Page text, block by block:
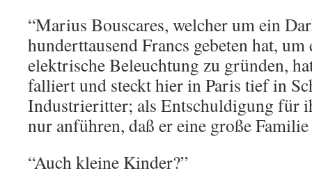
“Marius Bouscares, welcher um ein
hunderttausend Francs gebeten hat,
elektrische Beleuchtung zu gründen,
falliert und steckt hier in Paris tief in
Industrieritter; als Entschuldigung für
nur anführen, daß er eine große Familie
“Auch kleine Kinder?”